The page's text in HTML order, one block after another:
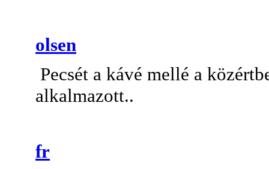
olsen
Pecsét a kávé mellé a
alkalmazott..
fr